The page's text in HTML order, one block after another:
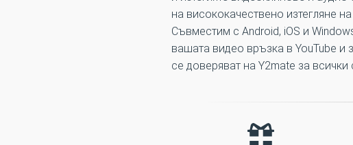
на висококачествено изтегляне
Съвместим с Android, iOS и
вашата видео връзка в YouTube и
се доверяват на Y2mate за